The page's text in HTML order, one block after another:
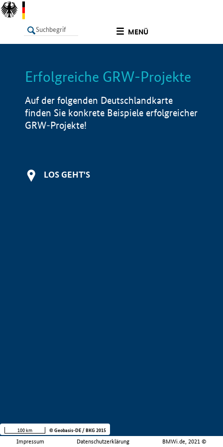
MENÜ
LISTE Info
Erfolgreiche GRW-Projekte
Auf der folgenden Deutschlandkarte
finden Sie konkrete Beispiele erfolgreicher
GRW-Projekte!
LOS GEHT'S
Impressum Datenschutzerklärung BMWi.de, 2021 ©
100 km © Geobasis-DE / BKG 2015